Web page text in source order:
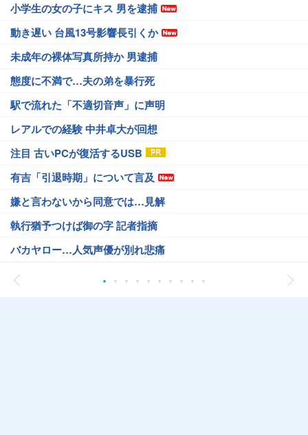
小学生の女の子にキス 男を逮捕
動き遅い 台風13号影響長引くか
未成年の裸体写真所持か 男逮捕
態度に不満で…夫の弟を暴行死
駅で流れた「不適切音声」に声明
レアルでの経験 中井卓大が回想
注目 古いPCが復活するUSB
有吉「引退時期」について言及
嫌と言わないから同意では…見解
執行猶予つけば御の字 記者指摘
バカヤロー…人気声優が別れ悲痛